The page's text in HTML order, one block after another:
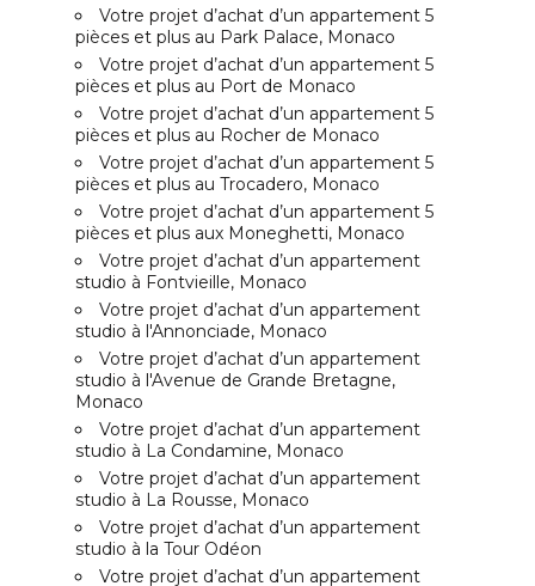
Votre projet d’achat d’un appartement 5
pièces et plus au Park Palace, Monaco
Votre projet d’achat d’un appartement 5
pièces et plus au Port de Monaco
Votre projet d’achat d’un appartement 5
pièces et plus au Rocher de Monaco
Votre projet d’achat d’un appartement 5
pièces et plus au Trocadero, Monaco
Votre projet d’achat d’un appartement 5
pièces et plus aux Moneghetti, Monaco
Votre projet d’achat d’un appartement
studio à Fontvieille, Monaco
Votre projet d’achat d’un appartement
studio à l'Annonciade, Monaco
Votre projet d’achat d’un appartement
studio à l'Avenue de Grande Bretagne,
Monaco
Votre projet d’achat d’un appartement
studio à La Condamine, Monaco
Votre projet d’achat d’un appartement
studio à La Rousse, Monaco
Votre projet d’achat d’un appartement
studio à la Tour Odéon
Votre projet d’achat d’un appartement